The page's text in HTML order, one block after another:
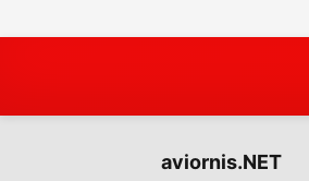
aviornis.NET